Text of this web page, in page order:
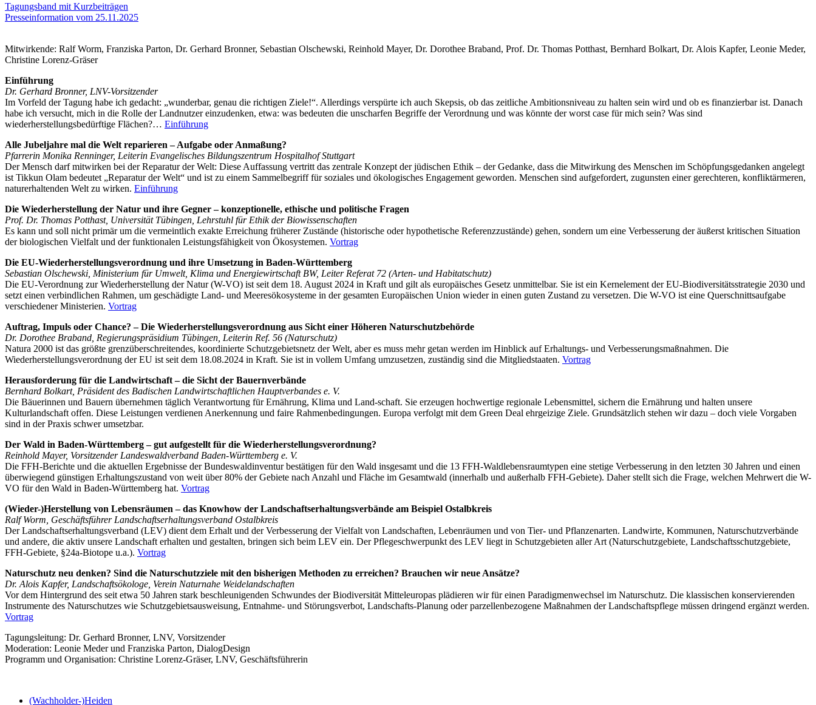
Tagungsband mit Kurzbeiträgen
Presseinformation vom 25.11.2025
Mitwirkende: Ralf Worm, Franziska Parton, Dr. Gerhard Bronner, Sebastian Olschewski, Reinhold Mayer, Dr. Dorothee Braband, Prof. Dr. Thomas Potthast, Bernhard Bolkart, Dr. Alois Kapfer, Leonie Meder,
Christine Lorenz-Gräser
Einführung
Dr. Gerhard Bronner, LNV-Vorsitzender
Im Vorfeld der Tagung habe ich gedacht: „wunderbar, genau die richtigen Ziele!“. Allerdings verspürte ich auch Skepsis, ob das zeitliche Ambitionsniveau zu halten sein wird und ob es finanzierbar ist. Danach
habe ich versucht, mich in die Rolle der Landnutzer einzudenken, etwa: was bedeuten die unscharfen Begriffe der Verordnung und was könnte der worst case für mich sein? Was sind
wiederherstellungsbedürftige Flächen?… Einführung
Alle Jubeljahre mal die Welt reparieren – Aufgabe oder Anmaßung?
Pfarrerin Monika Renninger, Leiterin Evangelisches Bildungszentrum Hospitalhof Stuttgart
Der Mensch darf mitwirken bei der Reparatur der Welt: Diese Auffassung vertritt das zentrale Konzept der jüdischen Ethik – der Gedanke, dass die Mitwirkung des Menschen im Schöpfungsgedanken angelegt
ist Tikkun Olam bedeutet „Reparatur der Welt“ und ist zu einem Sammelbegriff für soziales und ökologisches Engagement geworden. Menschen sind aufgefordert, zugunsten einer gerechteren, konfliktärmeren,
naturerhaltenden Welt zu wirken. Einführung
Die Wiederherstellung der Natur und ihre Gegner – konzeptionelle, ethische und politische Fragen
Prof. Dr. Thomas Potthast, Universität Tübingen, Lehrstuhl für Ethik der Biowissenschaften
Es kann und soll nicht primär um die vermeintlich exakte Erreichung früherer Zustände (historische oder hypothetische Referenzzustände) gehen, sondern um eine Verbesserung der äußerst kritischen Situation
der biologischen Vielfalt und der funktionalen Leistungsfähigkeit von Ökosystemen. Vortrag
Die EU-Wiederherstellungsverordnung und ihre Umsetzung in Baden-Württemberg
Sebastian Olschewski, Ministerium für Umwelt, Klima und Energiewirtschaft BW, Leiter Referat 72 (Arten- und Habitatschutz)
Die EU-Verordnung zur Wiederherstellung der Natur (W-VO) ist seit dem 18. August 2024 in Kraft und gilt als europäisches Gesetz unmittelbar. Sie ist ein Kernelement der EU-Biodiversitätsstrategie 2030 und
setzt einen verbindlichen Rahmen, um geschädigte Land- und Meeresökosysteme in der gesamten Europäischen Union wieder in einen guten Zustand zu versetzen. Die W-VO ist eine Querschnittsaufgabe
verschiedener Ministerien. Vortrag
Auftrag, Impuls oder Chance? – Die Wiederherstellungsverordnung aus Sicht einer Höheren Naturschutzbehörde
Dr. Dorothee Braband, Regierungspräsidium Tübingen, Leiterin Ref. 56 (Naturschutz)
Natura 2000 ist das größte grenzüberschreitendes, koordinierte Schutzgebietsnetz der Welt, aber es muss mehr getan werden im Hinblick auf Erhaltungs- und Verbesserungsmaßnahmen. Die
Wiederherstellungsverordnung der EU ist seit dem 18.08.2024 in Kraft. Sie ist in vollem Umfang umzusetzen, zuständig sind die Mitgliedstaaten. Vortrag
Herausforderung für die Landwirtschaft – die Sicht der Bauernverbände
Bernhard Bolkart, Präsident des Badischen Landwirtschaftlichen Hauptverbandes e. V.
Die Bäuerinnen und Bauern übernehmen täglich Verantwortung für Ernährung, Klima und Land-schaft. Sie erzeugen hochwertige regionale Lebensmittel, sichern die Ernährung und halten unsere
Kulturlandschaft offen. Diese Leistungen verdienen Anerkennung und faire Rahmenbedingungen. Europa verfolgt mit dem Green Deal ehrgeizige Ziele. Grundsätzlich stehen wir dazu – doch viele Vorgaben
sind in der Praxis schwer umsetzbar.
Der Wald in Baden-Württemberg – gut aufgestellt für die Wiederherstellungsverordnung?
Reinhold Mayer, Vorsitzender Landeswaldverband Baden-Württemberg e. V.
Die FFH-Berichte und die aktuellen Ergebnisse der Bundeswaldinventur bestätigen für den Wald insgesamt und die 13 FFH-Waldlebensraumtypen eine stetige Verbesserung in den letzten 30 Jahren und einen
überwiegend günstigen Erhaltungszustand von weit über 80% der Gebiete nach Anzahl und Fläche im Gesamtwald (innerhalb und außerhalb FFH-Gebiete). Daher stellt sich die Frage, welchen Mehrwert die W-
VO für den Wald in Baden-Württemberg hat. Vortrag
(Wieder-)Herstellung von Lebensräumen – das Knowhow der Landschaftserhaltungsverbände am Beispiel Ostalbkreis
Ralf Worm, Geschäftsführer Landschaftserhaltungsverband Ostalbkreis
Der Landschaftserhaltungsverband (LEV) dient dem Erhalt und der Verbesserung der Vielfalt von Landschaften, Lebenräumen und von Tier- und Pflanzenarten. Landwirte, Kommunen, Naturschutzverbände
und andere, die aktiv unsere Landschaft erhalten und gestalten, bringen sich beim LEV ein. Der Pflegeschwerpunkt des LEV liegt in Schutzgebieten aller Art (Naturschutzgebiete, Landschaftsschutzgebiete,
FFH-Gebiete, §24a-Biotope u.a.). Vortrag
Naturschutz neu denken? Sind die Naturschutzziele mit den bisherigen Methoden zu erreichen? Brauchen wir neue Ansätze?
Dr. Alois Kapfer, Landschaftsökologe, Verein Naturnahe Weidelandschaften
Vor dem Hintergrund des seit etwa 50 Jahren stark beschleunigenden Schwundes der Biodiversität Mitteleuropas plädieren wir für einen Paradigmenwechsel im Naturschutz. Die klassischen konservierenden
Instrumente des Naturschutzes wie Schutzgebietsausweisung, Entnahme- und Störungsverbot, Landschafts-Planung oder parzellenbezogene Maßnahmen der Landschaftspflege müssen dringend ergänzt werden.
Vortrag
Tagungsleitung: Dr. Gerhard Bronner, LNV, Vorsitzender
Moderation: Leonie Meder und Franziska Parton, DialogDesign
Programm und Organisation: Christine Lorenz-Gräser, LNV, Geschäftsführerin
(Wachholder-)Heiden